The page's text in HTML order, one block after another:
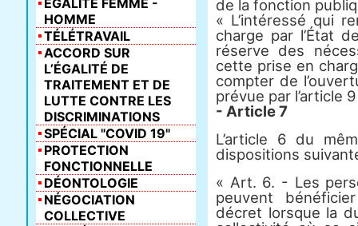
de la fonction
« L’intéressé qui
charge par l’État
réserve des
cette prise en
compter de
prévue par l’article
- Article 7
L’article 6 du
dispositions
« Art. 6. - Les
peuvent
décret lorsque la
EGALITÉ FEMME -
HOMME
TÉLÉTRAVAIL
ACCORD SUR
L’ÉGALITÉ DE
TRAITEMENT ET DE
LUTTE CONTRE LES
DISCRIMINATIONS
SPÉCIAL "COVID 19"
PROTECTION
FONCTIONNELLE
DÉONTOLOGIE
NÉGOCIATION
COLLECTIVE